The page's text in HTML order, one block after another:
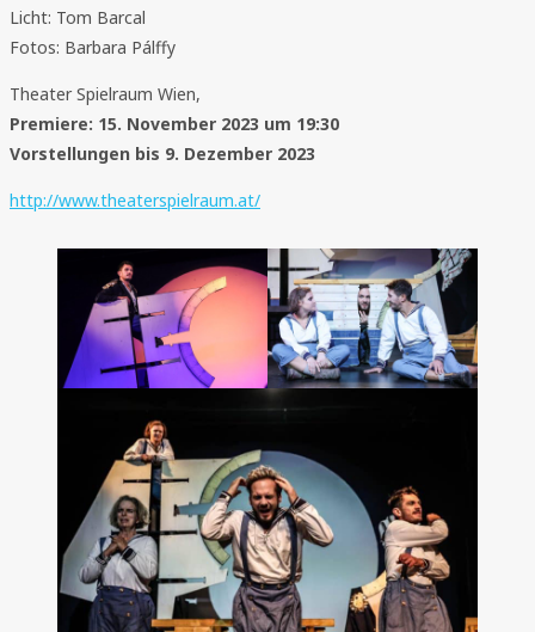
Licht: Tom Barcal
Fotos: Barbara Pálffy
Theater Spielraum Wien,
Premiere: 15. November 2023 um 19:30
Vorstellungen bis 9. Dezember 2023
http://www.theaterspielraum.at/